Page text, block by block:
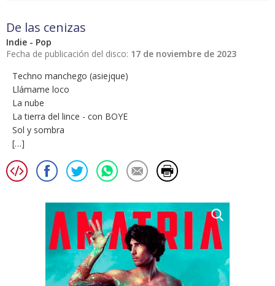
De las cenizas
Indie - Pop
Fecha de publicación del disco: 17 de noviembre de 2023
Techno manchego (asiejque)
Llámame loco
La nube
La tierra del lince - con BOYE
Sol y sombra
[…]